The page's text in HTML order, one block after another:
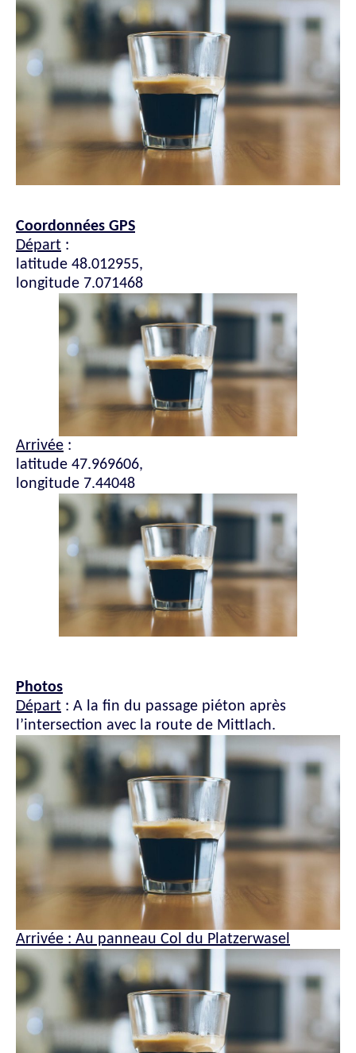
Coordonnées GPS
Départ :
latitude 48.012955,
longitude 7.071468
Arrivée :
latitude 47.969606,
longitude 7.44048
Photos
Départ : A la fin du passage piéton après
l’intersection avec la route de Mittlach.
Arrivée : Au panneau Col du Platzerwasel